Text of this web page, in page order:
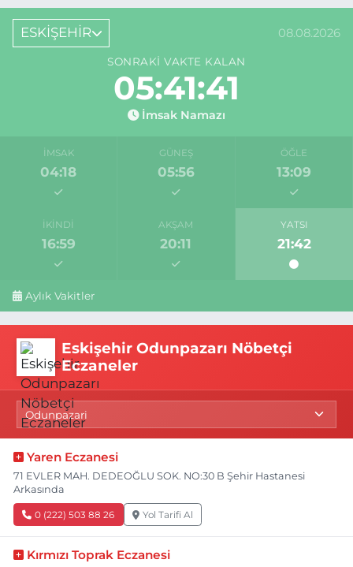
ESKİŞEHİR 08.08.2026
SONRAKI VAKTE KALAN
05:41:40
İmsak Namazı
İMSAK
04:18
GÜNEŞ
05:56
ÖĞLE
13:09
İKINDI
16:59
AKŞAM
20:11
YATSI
21:42
Aylık Vakitler
Eskişehir Odunpazarı Nöbetçi
Eczaneler
Yaren Eczanesi
71 EVLER MAH. DEDEOĞLU SOK. NO:30 B Şehir Hastanesi
Arkasında
0 (222) 503 88 26 Yol Tarifi Al
Kırmızı Toprak Eczanesi